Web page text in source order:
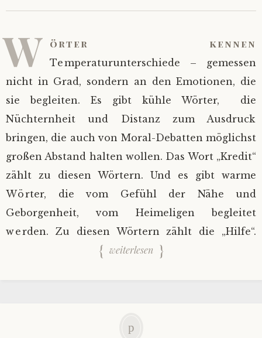
W örter kennen
Temperaturunterschiede – gemessen
nicht in Grad, sondern an den Emotionen, die
sie begleiten. Es gibt kühle Wörter, die
Nüchternheit und Distanz zum Ausdruck
bringen, die auch von Moral-Debatten möglichst
großen Abstand halten wollen. Das Wort „Kredit“
zählt zu diesen Wörtern. Und es gibt warme
Wörter, die vom Gefühl der Nähe und
Geborgenheit, vom Heimeligen begleitet
werden. Zu diesen Wörtern zählt die „Hilfe“.
weiterlesen